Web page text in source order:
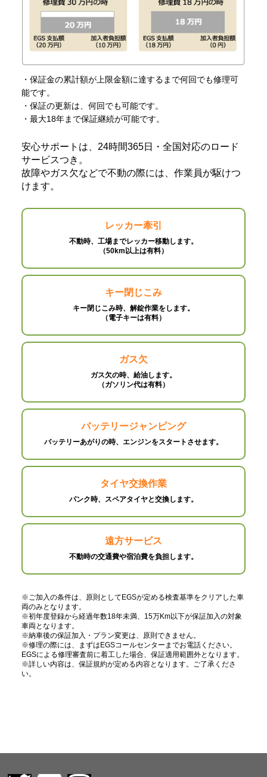
・保証金の累計額が上限金額に達するまで何回でも修理可
能です。
・保証の更新は、何回でも可能です。
・最大18年まで保証継続が可能です。
安心サポートは、24時間365日・全国対応のロード
サービスつき。
故障やガス欠などで不動の際には、作業員が駆けつ
けます。
レッカー牽引
不動時、工場までレッカー移動します。
（50km以上は有料）
キー閉じこみ
キー閉じこみ時、解錠作業をします。
（電子キーは有料）
ガス欠
ガス欠の時、給油します。
（ガソリン代は有料）
バッテリージャンピング
バッテリーあがりの時、エンジンをスタートさせます。
タイヤ交換作業
パンク時、スペアタイヤと交換します。
遠方サービス
不動時の交通費や宿泊費を負担します。
※ご加入の条件は、原則としてEGSが定める検査基準をクリアした車
両のみとなります。
※初年度登録から経過年数18年未満、15万Km以下が保証加入の対象
車両となります。
※納車後の保証加入・プラン変更は、原則できません。
※修理の際には、まずはEGSコールセンターまでお電話ください。
EGSによる修理審査前に着工した場合、保証適用範囲外となります。
※詳しい内容は、保証規約が定める内容となります。ご了承くださ
い。